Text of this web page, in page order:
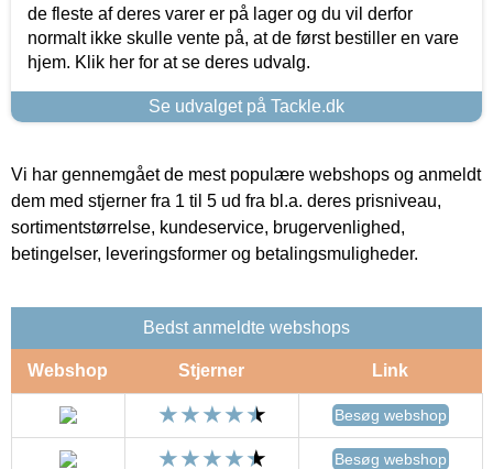
de fleste af deres varer er på lager og du vil derfor
normalt ikke skulle vente på, at de først bestiller en vare
hjem. Klik her for at se deres udvalg.
Se udvalget på Tackle.dk
Vi har gennemgået de mest populære webshops og anmeldt
dem med stjerner fra 1 til 5 ud fra bl.a. deres prisniveau,
sortimentstørrelse, kundeservice, brugervenlighed,
betingelser, leveringsformer og betalingsmuligheder.
Bedst anmeldte webshops
Webshop Stjerner Link
Besøg webshop
Besøg webshop